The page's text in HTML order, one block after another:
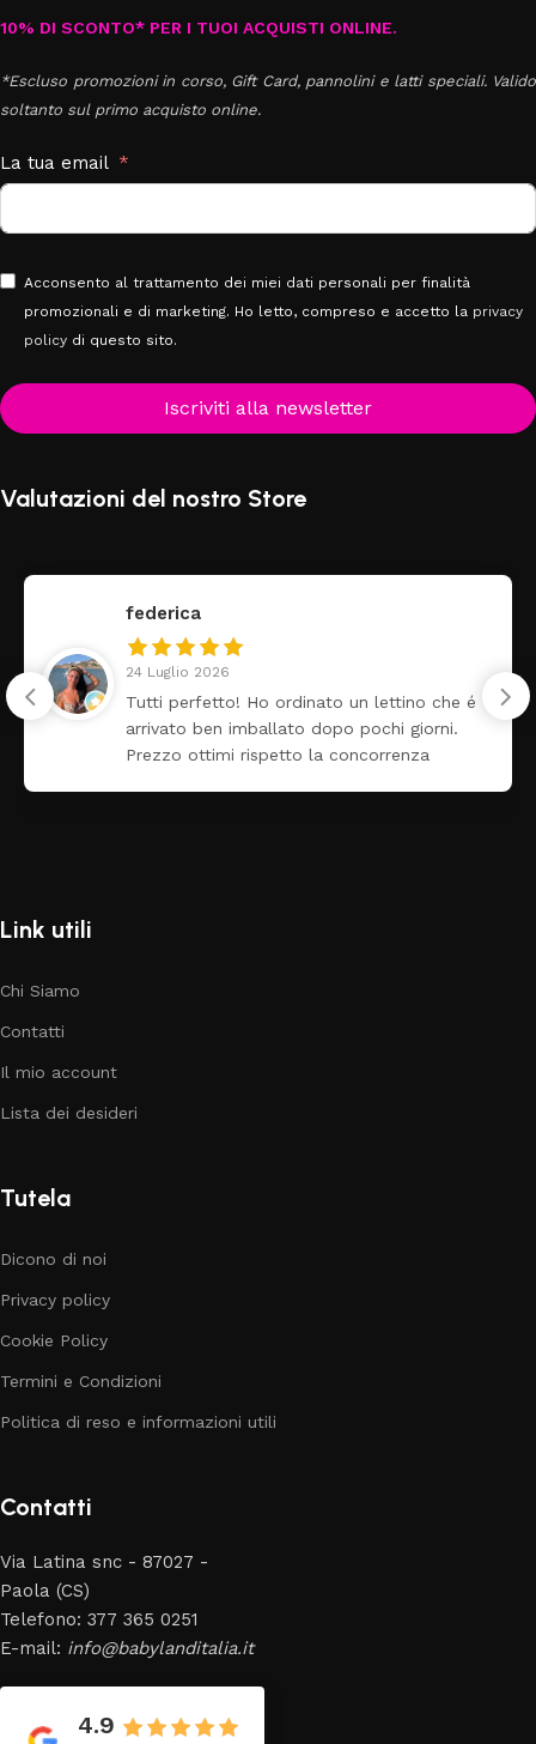
10% DI SCONTO* PER I TUOI ACQUISTI ONLINE.
*Escluso promozioni in corso, Gift Card, pannolini e latti speciali. Valido
soltanto sul primo acquisto online.
La tua email
Acconsento al trattamento dei miei dati personali per finalità
promozionali e di marketing. Ho letto, compreso e accetto la privacy
policy di questo sito.
Iscriviti alla newsletter
Valutazioni del nostro Store
federica
24 Luglio 2026
Tutti perfetto! Ho ordinato un lettino che é
arrivato ben imballato dopo pochi giorni.
Prezzo ottimi rispetto la concorrenza
Link utili
Chi Siamo
Contatti
Il mio account
Lista dei desideri
Tutela
Dicono di noi
Privacy policy
Cookie Policy
Termini e Condizioni
Politica di reso e informazioni utili
Contatti
Via Latina snc - 87027 -
Paola (CS)
Telefono: 377 365 0251
E-mail: info@babylanditalia.it
4.9